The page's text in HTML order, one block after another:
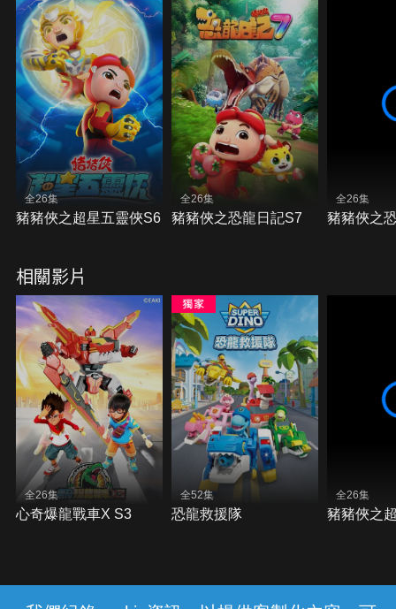
全26集
豬豬俠之超星五靈俠S6
全26集
豬豬俠之恐龍日記S7
全26集
豬豬俠之
相關影片
全26集
心奇爆龍戰車X S3
全52集
恐龍救援隊
全26集
豬豬俠之